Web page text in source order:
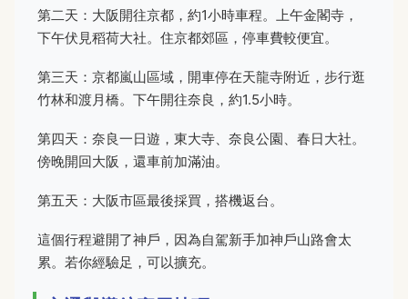
第二天：大阪開往京都，約1小時車程。上午金閣寺，
下午伏見稻荷大社。住京都郊區，停車費較便宜。
第三天：京都嵐山區域，開車停在天龍寺附近，步行逛
竹林和渡月橋。下午開往奈良，約1.5小時。
第四天：奈良一日遊，東大寺、奈良公園、春日大社。
傍晚開回大阪，還車前加滿油。
第五天：大阪市區最後採買，搭機返台。
這個行程避開了神戶，因為自駕新手加神戶山路會太
累。若你經驗足，可以擴充。